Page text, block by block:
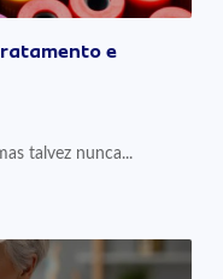
e
talvez nunca...